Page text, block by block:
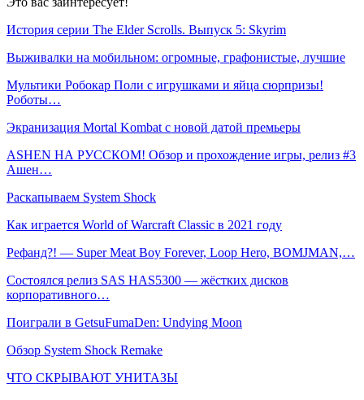
История серии The Elder Scrolls. Выпуск 5: Skyrim
Выживалки на мобильном: огромные, графонистые, лучшие
Мультики Робокар Поли с игрушками и яйца сюрпризы!
Роботы…
Экранизация Mortal Kombat с новой датой премьеры
ASHEN НА РУССКОМ! Обзор и прохождение игры, релиз #3
Ашен…
Раскапываем System Shock
Как играется World of Warcraft Classic в 2021 году
Рефанд?! — Super Meat Boy Forever, Loop Hero, BOMJMAN,…
Состоялся релиз SAS HAS5300 — жёстких дисков
корпоративного…
Поиграли в GetsuFumaDen: Undying Moon
Обзор System Shock Remake
ЧТО СКРЫВАЮТ УНИТАЗЫ